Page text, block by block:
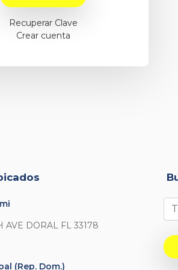
Recuperar Clave
Crear cuenta
AVE DORAL FL 33178
(Rep. Dom.)